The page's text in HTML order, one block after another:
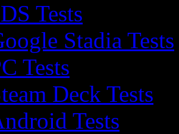
Tests
Stadia Tests
Tests
Deck Tests
Tests